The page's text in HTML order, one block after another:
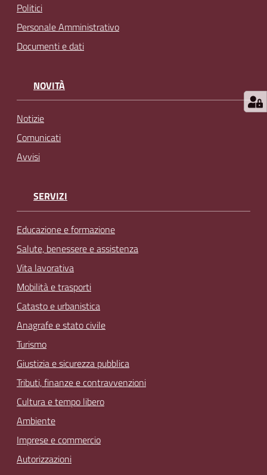
Politici
Personale Amministrativo
Documenti e dati
NOVITÀ
Notizie
Comunicati
Avvisi
SERVIZI
Educazione e formazione
Salute, benessere e assistenza
Vita lavorativa
Mobilità e trasporti
Catasto e urbanistica
Anagrafe e stato civile
Turismo
Giustizia e sicurezza pubblica
Tributi, finanze e contravvenzioni
Cultura e tempo libero
Ambiente
Imprese e commercio
Autorizzazioni